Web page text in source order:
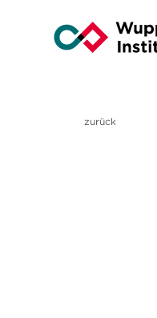
zurück